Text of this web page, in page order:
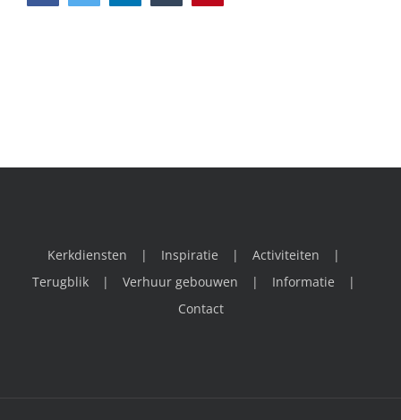
Kerkdiensten Inspiratie
Activiteiten
Terugblik
Verhuur gebouwen
Informatie
Contact